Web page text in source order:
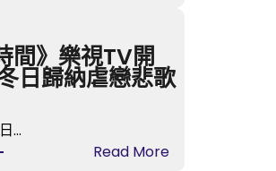
格
講
南
間》樂視TV開
日歸納虐戀悲歌
…
Read More: